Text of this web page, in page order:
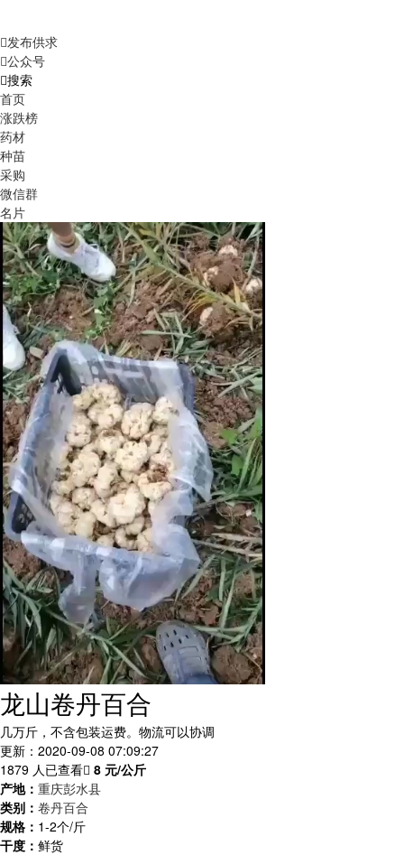
发布供求
公众号
搜索
首页
涨跌榜
药材
种苗
采购
微信群
名片
龙山卷丹百合
几万斤，不含包装运费。物流可以协调
更新：2020-09-08 07:09:27
1879 人已查看 8 元/公斤
产地： 重庆彭水县
类别： 卷丹百合
规格： 1-2个/斤
干度： 鲜货